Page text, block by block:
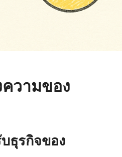
วามของ
ธุรกิจของ